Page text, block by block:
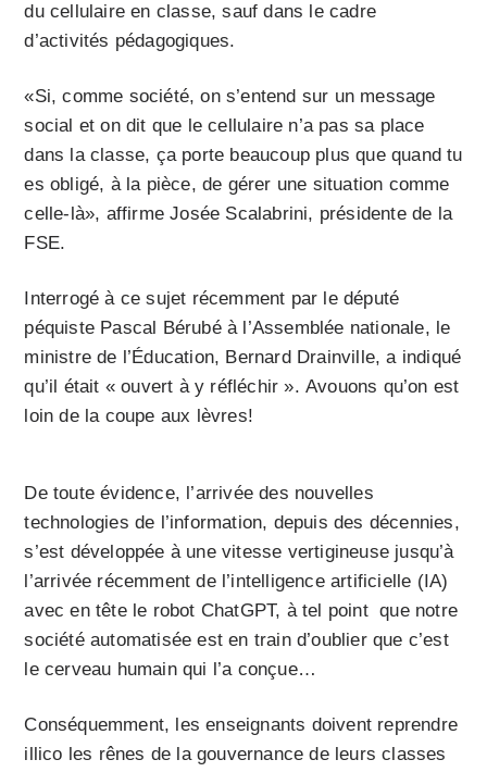
du cellulaire en classe, sauf dans le cadre
d’activités pédagogiques.
«Si, comme société, on s’entend sur un message
social et on dit que le cellulaire n’a pas sa place
dans la classe, ça porte beaucoup plus que quand tu
es obligé, à la pièce, de gérer une situation comme
celle-là», affirme Josée Scalabrini, présidente de la
FSE.
Interrogé à ce sujet récemment par le député
péquiste Pascal Bérubé à l’Assemblée nationale, le
ministre de l’Éducation, Bernard Drainville, a indiqué
qu’il était « ouvert à y réfléchir ». Avouons qu’on est
loin de la coupe aux lèvres!
De toute évidence, l’arrivée des nouvelles
technologies de l’information, depuis des décennies,
s’est développée à une vitesse vertigineuse jusqu’à
l’arrivée récemment de l’intelligence artificielle (IA)
avec en tête le robot ChatGPT, à tel point que notre
société automatisée est en train d’oublier que c’est
le cerveau humain qui l’a conçue…
Conséquemment, les enseignants doivent reprendre
illico les rênes de la gouvernance de leurs classes